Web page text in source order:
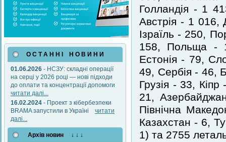
О С Т А Н Н І Н О В И Н И
01.06.2026 - НСЗУ: складні операції
на серці у 2026 році — нові підходи
до оплати та концентрації допомоги
читати далі...
16.02.2024 - Проект з кібербезпеки
BRAMA запустили в Україні читати
далі...
Архів новин ↓ ↓ ↓
Голландія - 1
Австрія - 1 016,
Ізраїль - 250,
158, Польща -
Естонія - 79,
49, Сербія - 46,
Грузія - 33,
21,
Північна
Казахстан - 6,
1) та 2755